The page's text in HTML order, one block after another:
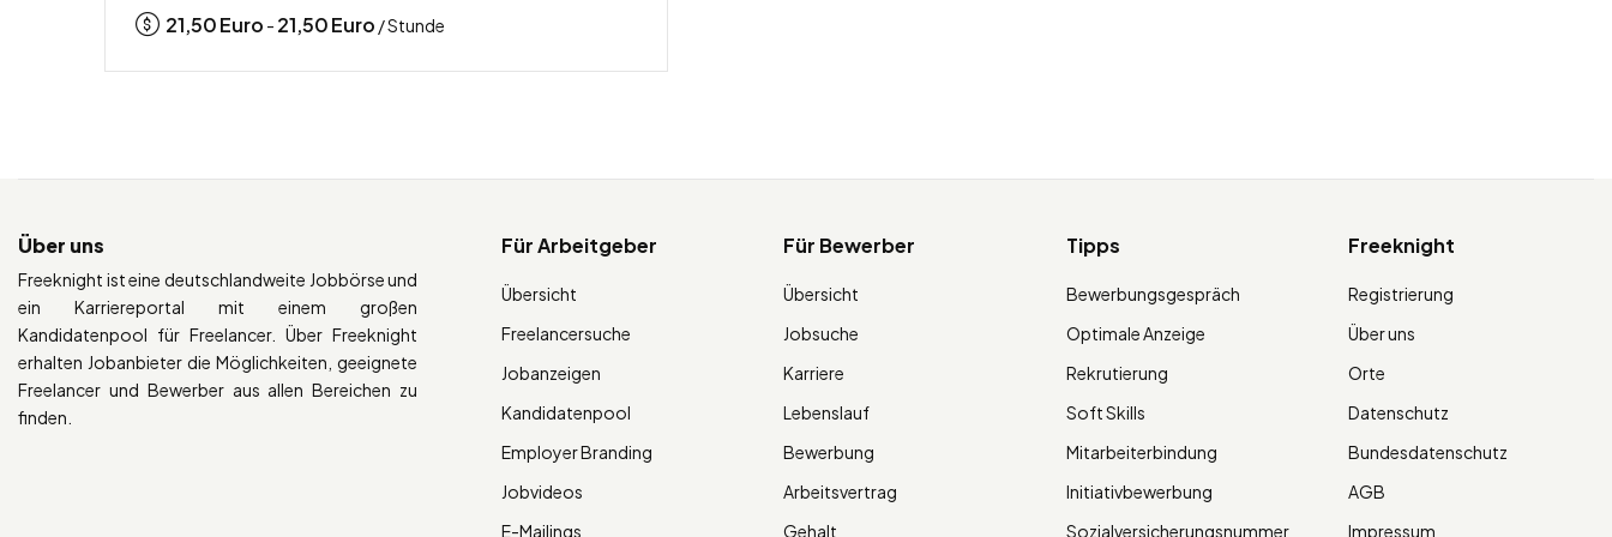
21,50Euro - 21,50Euro / Stunde
Über uns
Freeknight ist eine deutschlandweite Jobbörse und
ein Karriereportal mit einem großen
Kandidatenpool für Freelancer. Über Freeknight
erhalten Jobanbieter die Möglichkeiten, geeignete
Freelancer und Bewerber aus allen Bereichen zu
finden.
Für Arbeitgeber
Übersicht
Freelancersuche
Jobanzeigen
Kandidatenpool
Employer Branding
Jobvideos
E-Mailings
Für Bewerber
Übersicht
Jobsuche
Karriere
Lebenslauf
Bewerbung
Arbeitsvertrag
Gehalt
Tipps
Bewerbungsgespräch
Optimale Anzeige
Rekrutierung
Soft Skills
Mitarbeiterbindung
Initiativbewerbung
Sozialversicherungsnummer
Freeknight
Registrierung
Über uns
Orte
Datenschutz
Bundesdatenschutz
AGB
Impressum